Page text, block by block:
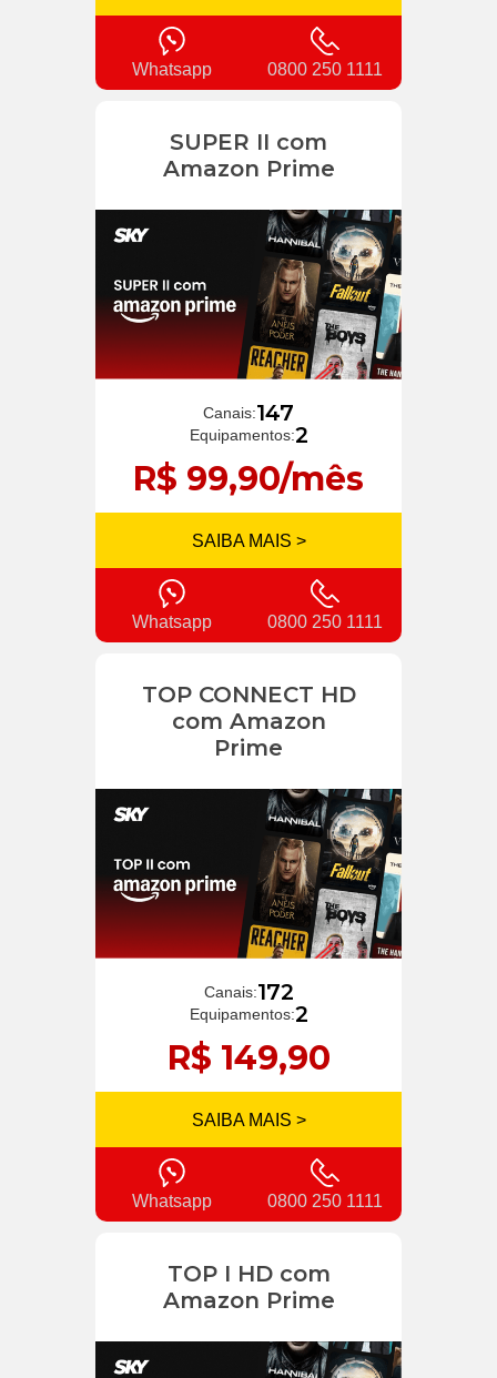
Whatsapp 0800 250 1111
SUPER II com
Amazon Prime
Canais:147
Equipamentos:2
R$ 99,90/mês
SAIBA MAIS >
Whatsapp 0800 250 1111
TOP CONNECT HD
com Amazon
Prime
Canais:172
Equipamentos:2
R$ 149,90
SAIBA MAIS >
Whatsapp 0800 250 1111
TOP I HD com
Amazon Prime